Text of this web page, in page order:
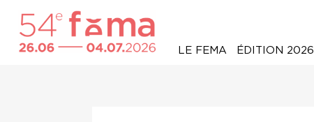
LE FEMA ÉDITION 2026